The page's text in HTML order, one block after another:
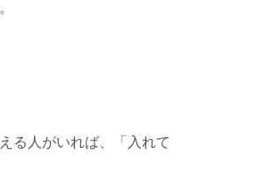
る人がいれば、「入れて